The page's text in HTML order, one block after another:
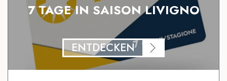
7 TAGE IN SAISON LIVIGNO
ENTDECKEN